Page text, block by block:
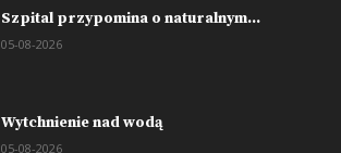
Szpital przypomina o naturalnym...
05-08-2026
Wytchnienie nad wodą
05-08-2026